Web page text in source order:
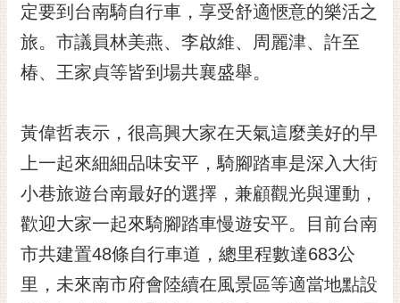
網
站
導
覽
訂
閱
RSS
訂
閱
電
子
報
定要到台南騎自行車，享受舒適愜意的樂活之
旅。市議員林美燕、李啟維、周麗津、許至
椿、王家貞等皆到場共襄盛舉。
黃偉哲表示，很高興大家在天氣這麼美好的早
上一起來細細品味安平，騎腳踏車是深入大街
小巷旅遊台南最好的選擇，兼顧觀光與運動，
歡迎大家一起來騎腳踏車慢遊安平。目前台南
市共建置48條自行車道，總里程數達683公
里，未來南市府會陸續在風景區等適當地點設